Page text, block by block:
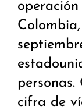
cifra de